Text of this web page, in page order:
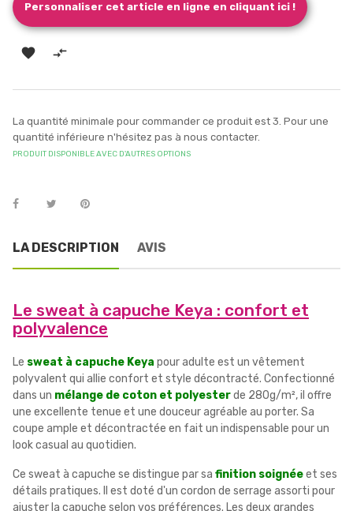
Personnaliser cet article en ligne en cliquant ici !
 
La quantité minimale pour commander ce produit est 3. Pour une
quantité inférieure n'hésitez pas à nous contacter.
PRODUIT DISPONIBLE AVEC D'AUTRES OPTIONS
LA DESCRIPTION AVIS
Le sweat à capuche Keya : confort et
polyvalence
Le sweat à capuche Keya pour adulte est un vêtement
polyvalent qui allie confort et style décontracté. Confectionné
dans un mélange de coton et polyesterde 280g/m², il offre
une excellente tenue et une douceur agréable au porter. Sa
coupe ample et décontractée en fait un indispensable pour un
look casual au quotidien.
Ce sweat à capuche se distingue par sa finition soignéeet ses
détails pratiques. Il est doté d'un cordon de serrage assorti pour
ajuster la capuche selon vos préférences. Les deux grandes